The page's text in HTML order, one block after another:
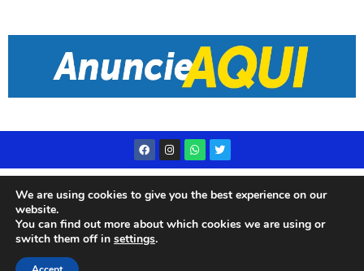
© 2023 Rádio Subae – Todos os direitos reservados
We are using cookies to give you the best experience on our
website.
You can find out more about which cookies we are using or
switch them off in settings.